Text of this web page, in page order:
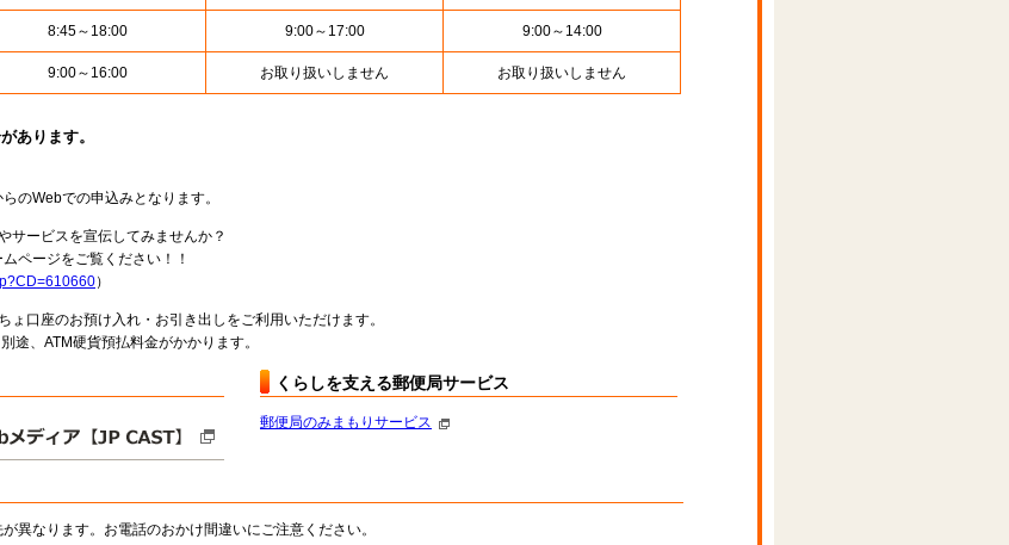
8:45～18:00 9:00～17:00 9:00～14:00
9:00～16:00 お取り扱いしません お取り扱いしません
あります。
のWebでの申込みとなります。
サービスを宣伝してみませんか？
ページをご覧ください！！
）
ょ口座のお預け入れ・お引き出しをご利用いただけます。
途、ATM硬貨預払料金がかかります。
くらしを支える郵便局サービス
郵便局のみまもりサービス
異なります。お電話のおかけ間違いにご注意ください。